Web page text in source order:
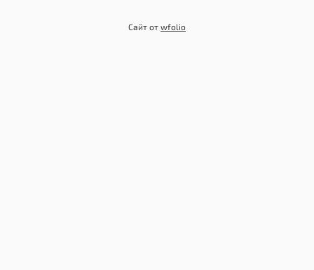
Сайт от wfolio